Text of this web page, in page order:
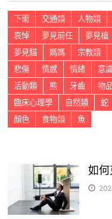
下雨 交通類 人物類
哀悼
夢見前任 夢見槍
夢見貓
媽媽 宗教類
悲傷
情感 情緒 意
活動類
熊 牙齒 物
臨床心理學
自然類 蛇
顏色
食物類 魚
如何